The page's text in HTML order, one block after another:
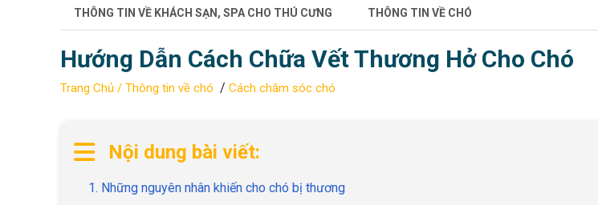
THÔNG TIN VỀ KHÁCH SẠN, SPA CHO THÚ CƯNG THÔNG TIN VỀ CHÓ
Hướng Dẫn Cách Chữa Vết Thương Hở Cho Chó
Trang Chủ / Thông tin về chó / Cách chăm sóc chó
Nội dung bài viết:
1. Những nguyên nhân khiến cho chó bị thương